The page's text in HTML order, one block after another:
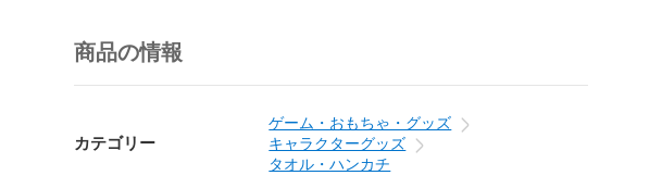
商品の情報
カテゴリー
ゲーム・おもちゃ・グッズ
キャラクターグッズ
タオル・ハンカチ